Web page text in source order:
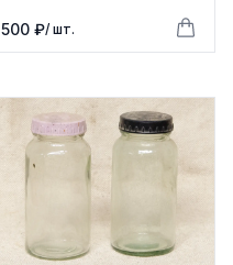
500 ₽/ шт.